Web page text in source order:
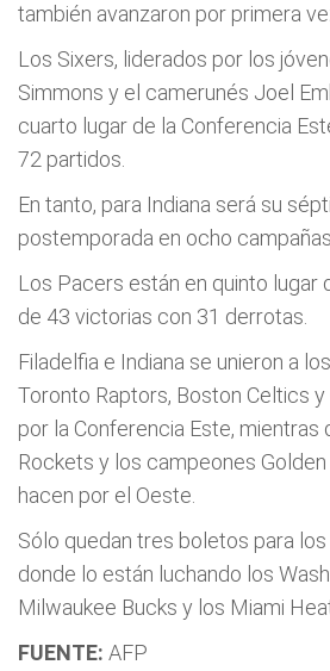
también avanzaron por primera
Los Sixers, liderados por los
Simmons y el camerunés Joel
cuarto lugar de la Conferencia
72 partidos.
En tanto, para Indiana será su
postemporada en ocho campañas.
Los Pacers están en quinto lugar
de 43 victorias con 31 derrotas.
Filadelfia e Indiana se unieron a
Toronto Raptors, Boston Celtics y
por la Conferencia Este, mientras
Rockets y los campeones
hacen por el Oeste.
Sólo quedan tres boletos para
donde lo están luchando los
Milwaukee Bucks y los Miami
FUENTE: AFP